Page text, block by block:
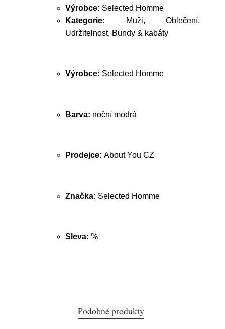
Výrobce: Selected Homme
Kategorie: Muži, Oblečení,
Udržitelnost, Bundy & kabáty
Výrobce: Selected Homme
Barva: noční modrá
Prodejce: About You CZ
Značka: Selected Homme
Sleva: %
Podobné produkty